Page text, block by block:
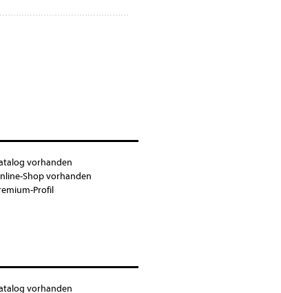
vorhanden
Shop vorhanden
Profil
vorhanden